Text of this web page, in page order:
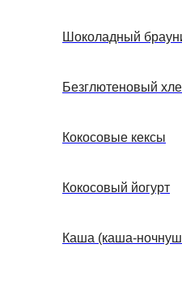
Шоколадный
Безглютеновый
Кокосовые кексы
Кокосовый йогурт
Каша (каша-